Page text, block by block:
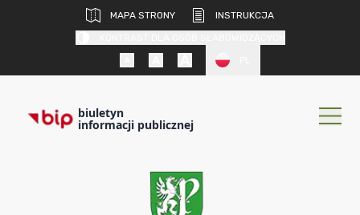
MAPA STRONY
INSTRUKCJA
biuletyn
informacji publicznej